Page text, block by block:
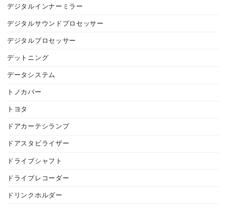
デジタルインナーミラー
デジタルサウンドプロセッサー
デジタルプロセッサー
デットニング
データシステム
トノカバー
トヨタ
ドアカーテシランプ
ドアスタビライザー
ドライブシャフト
ドライブレコーダー
ドリンクホルダー